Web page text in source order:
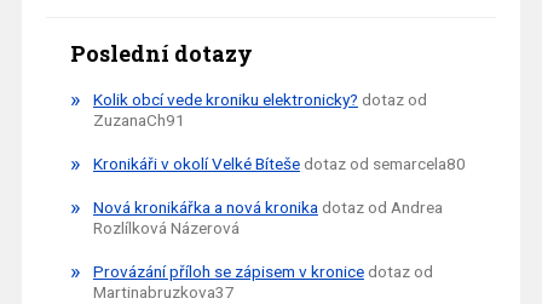
Poslední dotazy
Kolik obcí vede kroniku elektronicky? dotaz od
ZuzanaCh91
Kronikáři v okolí Velké Bítešedotaz od semarcela80
Nová kronikářka a nová kronikadotaz od Andrea
Rozlílková Názerová
Provázání příloh se zápisem v kronicedotaz od
Martinabruzkova37